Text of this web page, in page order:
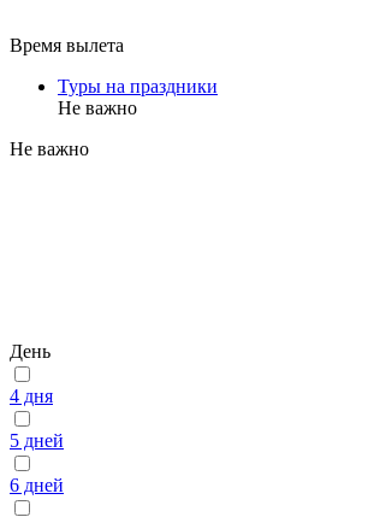
Время вылета
Туры на праздники
Не важно
Не важно
День
4 дня
5 дней
6 дней